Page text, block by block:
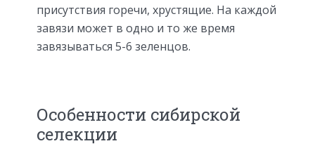
присутствия горечи, хрустящие. На каждой
завязи может в одно и то же время
завязываться 5-6 зеленцов.
Особенности сибирской
селекции